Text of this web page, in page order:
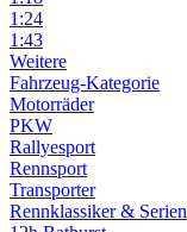
1:24
1:43
Weitere
Fahrzeug-Kategorie
Motorräder
PKW
Rallyesport
Rennsport
Transporter
Rennklassiker & Serien